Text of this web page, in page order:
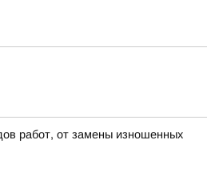
работ, от замены изношенных